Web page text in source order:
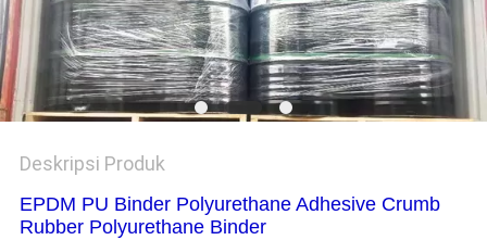
Deskripsi Produk
EPDM PU Binder Polyurethane Adhesive Crumb
Rubber Polyurethane Binder